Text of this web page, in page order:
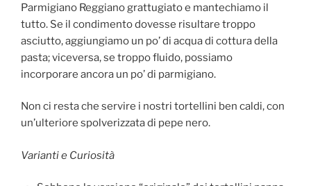
Parmigiano Reggiano grattugiato e mantechiamo il
tutto. Se il condimento dovesse risultare troppo
asciutto, aggiungiamo un po’ di acqua di cottura della
pasta; viceversa, se troppo fluido, possiamo
incorporare ancora un po’ di parmigiano.
Non ci resta che servire i nostri tortellini ben caldi, con
un’ulteriore spolverizzata di pepe nero.
Varianti e Curiosità